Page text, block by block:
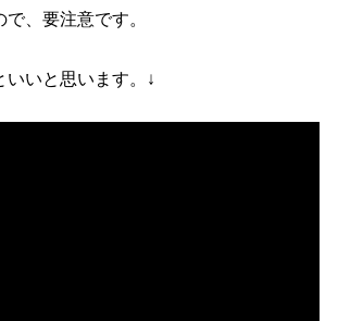
、要注意です。
いいと思います。↓